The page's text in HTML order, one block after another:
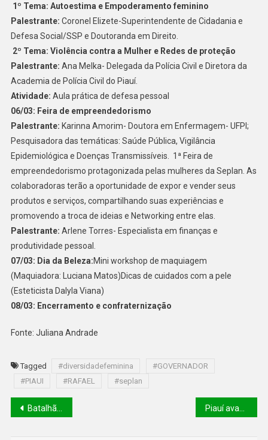
1º Tema: Autoestima e Empoderamento feminino
Palestrante: Coronel Elizete-Superintendente de Cidadania e
Defesa Social/SSP e Doutoranda em Direito.
2º Tema: Violência contra a Mulher e Redes de proteção
Palestrante: Ana Melka- Delegada da Polícia Civil e Diretora da
Academia de Polícia Civil do Piauí.
Atividade: Aula prática de defesa pessoal
06/03: Feira de empreendedorismo
Palestrante: Karinna Amorim- Doutora em Enfermagem- UFPI;
Pesquisadora das temáticas: Saúde Pública, Vigilância
Epidemiológica e Doenças Transmissíveis. 1ª Feira de
empreendedorismo protagonizada pelas mulheres da Seplan. As
colaboradoras terão a oportunidade de expor e vender seus
produtos e serviços, compartilhando suas experiências e
promovendo a troca de ideias e Networking entre elas.
Palestrante: Arlene Torres- Especialista em finanças e
produtividade pessoal.
07/03: Dia da Beleza:Mini workshop de maquiagem
(Maquiadora: Luciana Matos)Dicas de cuidados com a pele
(Esteticista Dalyla Viana)
08/03: Encerramento e confraternização
Fonte: Juliana Andrade
Tagged #diversidadefeminina
#GOVERNADOR
#PIAUI
#RAFAEL #seplan
Batalhão Ambiental apreende 50 aves silvestres na cidade de União.